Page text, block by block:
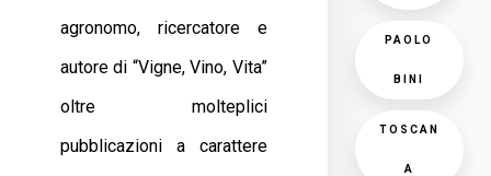
agronomo, ricercatore e
autore di “Vigne, Vino, Vita”
oltre molteplici
pubblicazioni a carattere
PAOLO
BINI
TOSCAN
A